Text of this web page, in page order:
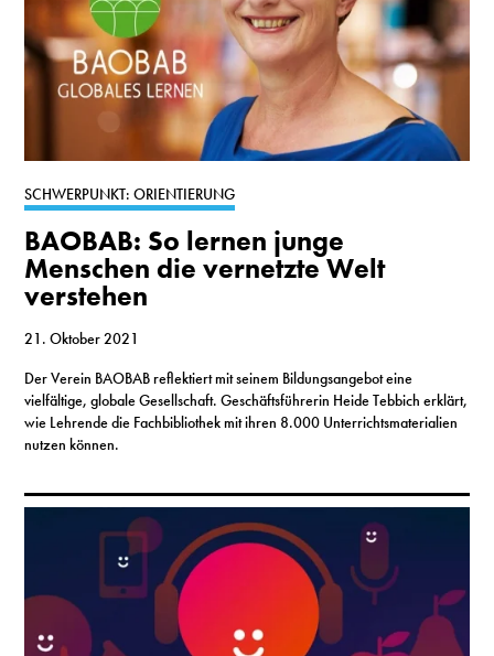
SCHWERPUNKT: ORIENTIERUNG
BAOBAB: So lernen junge
Menschen die vernetzte Welt
verstehen
21. Oktober 2021
Der Verein BAOBAB reflektiert mit seinem Bildungsangebot eine
vielfältige, globale Gesellschaft. Geschäftsführerin Heide Tebbich erklärt,
wie Lehrende die Fachbibliothek mit ihren 8.000 Unterrichtsmaterialien
nutzen können.